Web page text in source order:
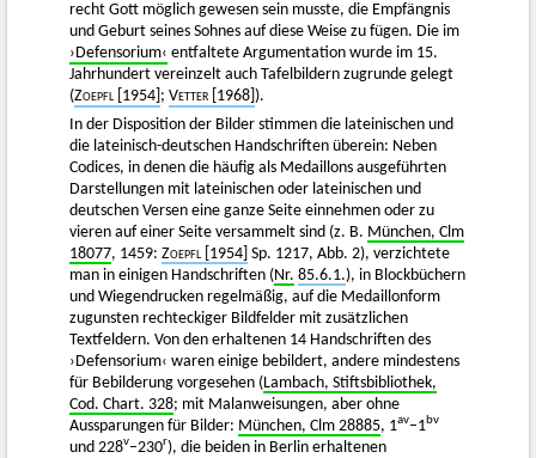
recht Gott möglich gewesen sein musste, die Empfängnis
und Geburt seines Sohnes auf diese Weise zu fügen. Die im
›Defensorium‹ entfaltete Argumentation wurde im 15.
Jahrhundert vereinzelt auch Tafelbildern zugrunde gelegt
(Zoepfl [1954] ; Vetter [1968] ).
In der Disposition der Bilder stimmen die lateinischen und
die lateinisch-deutschen Handschriften überein: Neben
Codices, in denen die häufig als Medaillons ausgeführten
Darstellungen mit lateinischen oder lateinischen und
deutschen Versen eine ganze Seite einnehmen oder zu
vieren auf einer Seite versammelt sind (z. B. München, Clm
18077, 1459: Zoepfl [1954] Sp. 1217, Abb. 2), verzichtete
man in einigen Handschriften ( Nr. 85.6.1.), in Blockbüchern
und Wiegendrucken regelmäßig, auf die Medaillonform
zugunsten rechteckiger Bildfelder mit zusätzlichen
Textfeldern. Von den erhaltenen 14 Handschriften des
›Defensorium‹ waren einige bebildert, andere mindestens
für Bebilderung vorgesehen ( Lambach, Stiftsbibliothek,
Cod. Chart. 328; mit Malanweisungen, aber ohne
Aussparungen für Bilder: München, Clm 28885, 1av–1bv
und 228v–230r), die beiden in Berlin erhaltenen